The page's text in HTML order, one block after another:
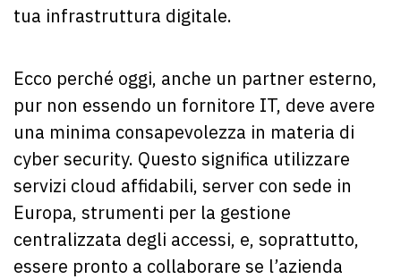
tua infrastruttura digitale.
Ecco perché oggi, anche un partner esterno,
pur non essendo un fornitore IT, deve avere
una minima consapevolezza in materia di
cyber security. Questo significa utilizzare
servizi cloud affidabili, server con sede in
Europa, strumenti per la gestione
centralizzata degli accessi, e, soprattutto,
essere pronto a collaborare se l’azienda